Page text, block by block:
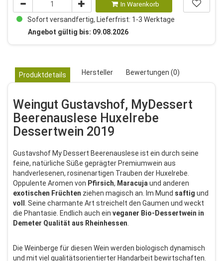
In Warenkorb
Sofort versandfertig, Lieferfrist: 1-3 Werktage
Angebot gültig bis: 09.08.2026
Produktdetails Hersteller Bewertungen (0)
Weingut Gustavshof, MyDessert
Beerenauslese Huxelrebe
Dessertwein 2019
Gustavshof My Dessert Beerenauslese ist ein durch seine
feine, natürliche Süße geprägter Premiumwein aus
handverlesenen, rosinenartigen Trauben der Huxelrebe.
Oppulente Aromen von Pfirsich, Maracuja und anderen
exotischen Früchten ziehen magisch an. Im Mund saftig und
voll
. Seine charmante Art streichelt den Gaumen und weckt
die Phantasie. Endlich auch ein veganer Bio-Dessertwein in
Demeter Qualität aus Rheinhessen
Die Weinberge für diesen Wein werden biologisch dynamisch
und mit viel qualitätsorientierter Handarbeit bewirtschaften.